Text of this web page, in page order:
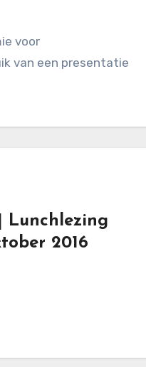
van een presentatie
Lunchlezing
2016